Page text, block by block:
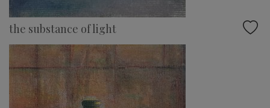
the substance of light